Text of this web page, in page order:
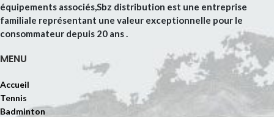
équipements associés,Sbz distribution est une entreprise
familiale représentant une valeur exceptionnelle pour le
consommateur depuis 20 ans .
MENU
Accueil
Tennis
Badminton